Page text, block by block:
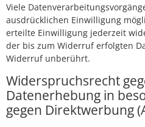
Viele
ausdrücklichen Einwilligung
erteilte Einwilligung jederzeit
der bis zum Widerruf erfolgten
Widerruf unberührt.
Widerspruchsrecht
Datenerhebung in
gegen Direktwerbung